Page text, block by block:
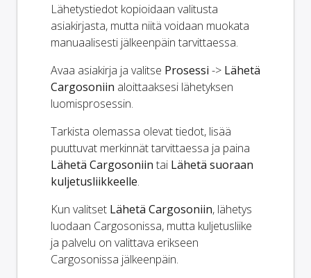
Lähetystiedot kopioidaan valitusta
asiakirjasta, mutta niitä voidaan muokata
manuaalisesti jälkeenpäin tarvittaessa.
Avaa asiakirja ja valitse Prosessi -> Lähetä
Cargosoniin aloittaaksesi lähetyksen
luomisprosessin.
Tarkista olemassa olevat tiedot, lisää
puuttuvat merkinnät tarvittaessa ja paina
Lähetä Cargosoniin tai Lähetä suoraan
kuljetusliikkeelle.
Kun valitset Lähetä Cargosoniin, lähetys
luodaan Cargosonissa, mutta kuljetusliike
ja palvelu on valittava erikseen
Cargosonissa jälkeenpäin.